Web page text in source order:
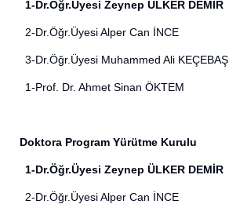
1-Dr.Öğr.Üyesi Zeynep ÜLKER DEMİR
2-Dr.Öğr.Üyesi Alper Can İNCE
3-Dr.Öğr.Üyesi Muhammed Ali KEÇEBAŞ
1-Prof. Dr. Ahmet Sinan ÖKTEM
Doktora Program Yürütme Kurulu
1-Dr.Öğr.Üyesi Zeynep ÜLKER DEMİR
2-Dr.Öğr.Üyesi Alper Can İNCE